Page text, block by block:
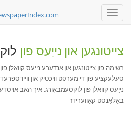
Toggle
navigation
צייטונגען און נייַעס פון
רשימה פון צייטונגען און אנדערע נייַעס קוואלן
סעלעקציע פון די מערסט וויכטיק און וויידספּרעד
נייַעס קוואלן פון לוקסעמבאָורג. איך האב
באַלאַנסט קאַווערידז